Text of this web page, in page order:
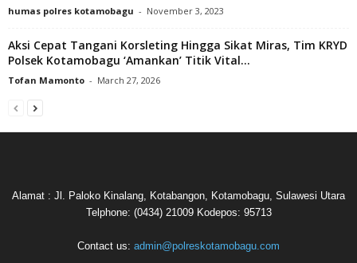
humas polres kotamobagu - November 3, 2023
Aksi Cepat Tangani Korsleting Hingga Sikat Miras, Tim KRYD
Polsek Kotamobagu ‘Amankan’ Titik Vital...
Tofan Mamonto - March 27, 2026
Alamat : Jl. Paloko Kinalang, Kotabangon, Kotamobagu, Sulawesi Utara
Telphone: (0434) 21009 Kodepos: 95713
Contact us: admin@polreskotamobagu.com